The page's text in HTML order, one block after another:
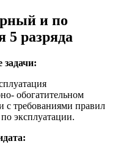
и по
5 разряда
задачи:
обогатительном
с требованиями правил
эксплуатации.